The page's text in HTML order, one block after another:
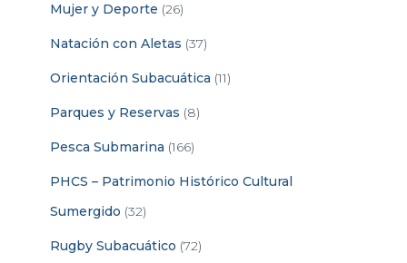
Mujer y Deporte (26)
Natación con Aletas (37)
Orientación Subacuática (11)
Parques y Reservas (8)
Pesca Submarina (166)
PHCS – Patrimonio Histórico Cultural
Sumergido (32)
Rugby Subacuático (72)